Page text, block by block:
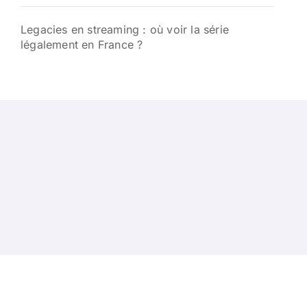
Legacies en streaming : où voir la série
légalement en France ?